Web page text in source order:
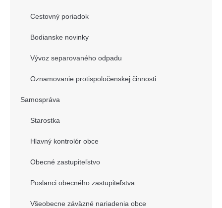
Cestovný poriadok
Bodianske novinky
Vývoz separovaného odpadu
Oznamovanie protispoločenskej činnosti
Samospráva
Starostka
Hlavný kontrolór obce
Obecné zastupiteľstvo
Poslanci obecného zastupiteľstva
Všeobecne záväzné nariadenia obce